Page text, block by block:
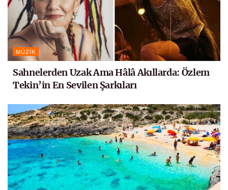
MÜZIK
Sahnelerden Uzak Ama Hâlâ Akıllarda: Özlem
Tekin’in En Sevilen Şarkıları